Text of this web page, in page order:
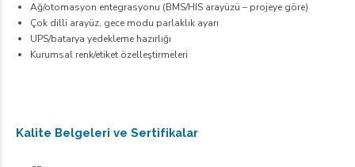
Ağ/otomasyon entegrasyonu (BMS/HIS arayüzü – projeye göre)
Çok dilli arayüz, gece modu parlaklık ayarı
UPS/batarya yedekleme hazırlığı
Kurumsal renk/etiket özelleştirmeleri
Kalite Belgeleri ve Sertifikalar